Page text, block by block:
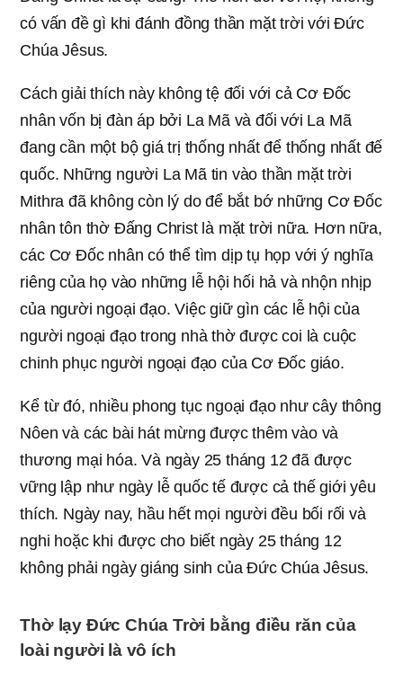
có vấn đề gì khi đánh đồng thần mặt trời với Đức
Chúa Jêsus.
Cách giải thích này không tệ đối với cả Cơ Đốc
nhân vốn bị đàn áp bởi La Mã và đối với La Mã
đang cần một bộ giá trị thống nhất để thống nhất đế
quốc. Những người La Mã tin vào thần mặt trời
Mithra đã không còn lý do để bắt bớ những Cơ Đốc
nhân tôn thờ Đấng Christ là mặt trời nữa. Hơn nữa,
các Cơ Đốc nhân có thể tìm dịp tụ họp với ý nghĩa
riêng của họ vào những lễ hội hối hả và nhộn nhịp
của người ngoại đạo. Việc giữ gìn các lễ hội của
người ngoại đạo trong nhà thờ được coi là cuộc
chinh phục người ngoại đạo của Cơ Đốc giáo.
Kể từ đó, nhiều phong tục ngoại đạo như cây thông
Nôen và các bài hát mừng được thêm vào và
thương mại hóa. Và ngày 25 tháng 12 đã được
vững lập như ngày lễ quốc tế được cả thế giới yêu
thích. Ngày nay, hầu hết mọi người đều bối rối và
nghi hoặc khi được cho biết ngày 25 tháng 12
không phải ngày giáng sinh của Đức Chúa Jêsus.
Thờ lạy Đức Chúa Trời bằng điều răn của
loài người là vô ích